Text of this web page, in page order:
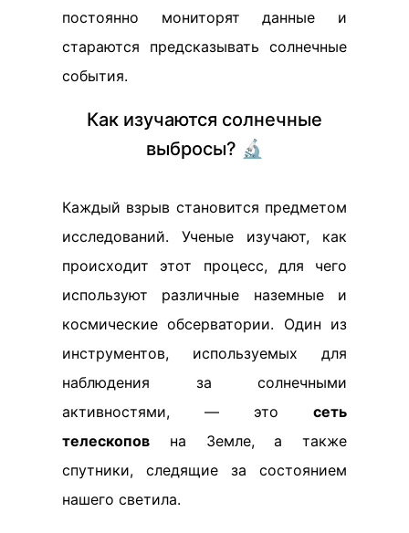
постоянно мониторят данные и
стараются предсказывать солнечные
события.
Как изучаются солнечные
выбросы? 🔬
Каждый взрыв становится предметом
исследований. Ученые изучают, как
происходит этот процесс, для чего
используют различные наземные и
космические обсерватории. Один из
инструментов, используемых для
наблюдения за солнечными
активностями, — это сеть
телескопов на Земле, а также
спутники, следящие за состоянием
нашего светила.